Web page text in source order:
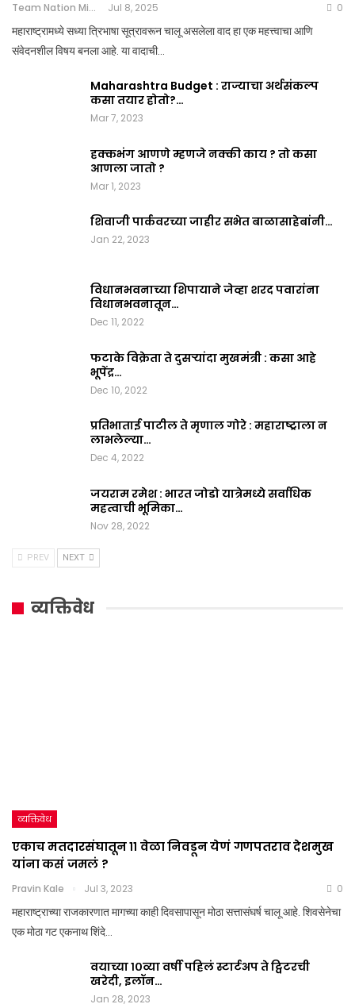
Team Nation Mic Jul 8, 2025 0
महाराष्ट्रामध्ये सध्या त्रिभाषा सूत्रावरून चालू असलेला वाद हा एक महत्त्वाचा आणि
संवेदनशील विषय बनला आहे. या वादाची…
Maharashtra Budget : राज्याचा अर्थसंकल्प
कसा तयार होतो?…
Mar 7, 2023
हक्कभंग आणणे म्हणजे नक्की काय ? तो कसा
आणला जातो ?
Mar 1, 2023
शिवाजी पार्कवरच्या जाहीर सभेत बाळासाहेबांनी…
Jan 22, 2023
विधानभवनाच्या शिपायाने जेव्हा शरद पवारांना
विधानभवनातून…
Dec 11, 2022
फटाके विक्रेता ते दुसऱ्यांदा मुखमंत्री : कसा आहे
भूपेंद्र…
Dec 10, 2022
प्रतिभाताई पाटील ते मृणाल गोरे : महाराष्ट्राला न
लाभलेल्या…
Dec 4, 2022
जयराम रमेश : भारत जोडो यात्रेमध्ये सर्वाधिक
महत्वाची भूमिका…
Nov 28, 2022
PREV NEXT
व्यक्तिवेध
व्यक्तिवेध
एकाच मतदारसंघातून ११ वेळा निवडून येणं गणपतराव देशमुख
यांना कसं जमलं ?
Pravin Kale Jul 3, 2023 0
महाराष्ट्राच्या राजकारणात मागच्या काही दिवसापासून मोठा सत्तासंघर्ष चालू आहे. शिवसेनेचा
एक मोठा गट एकनाथ शिंदे…
वयाच्या १०व्या वर्षी पहिलं स्टार्टअप ते ट्विटरची
खरेदी, इलॉन…
Jan 28, 2023